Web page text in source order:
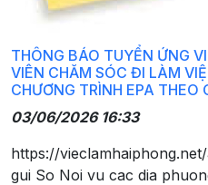
THÔNG BÁO TUYỂN ỨNG
VIÊN CHĂM SÓC ĐI LÀM
CHƯƠNG TRÌNH EPA
03/06/2026 16:33
https://
gui So Noi vu cac dia